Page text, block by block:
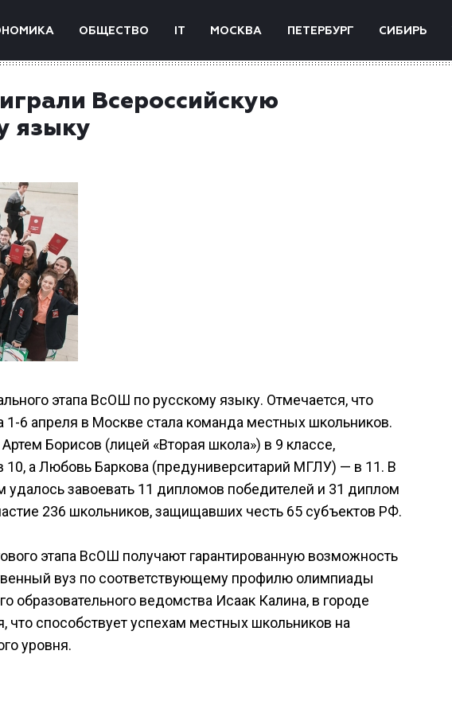
ОБЩЕСТВО IT МОСКВА ПЕТЕРБУРГ СИБИРЬ
Всероссийскую
языку
этапа ВсОШ по русскому языку. Отмечается, что
6 апреля в Москве стала команда местных школьников.
Борисов (лицей «Вторая школа») в 9 классе,
10, а Любовь Баркова (предуниверситарий МГЛУ) — в 11. В
завоевать 11 дипломов победителей и 31 диплом
236 школьников, защищавших честь 65 субъектов РФ.
этапа ВсОШ получают гарантированную возможность
вуз по соответствующему профилю олимпиады
образовательного ведомства Исаак Калина, в городе
что способствует успехам местных школьников на
уровня.